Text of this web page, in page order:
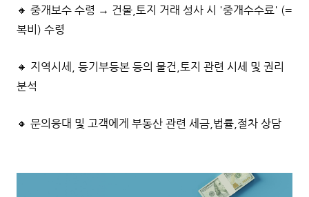
🔸 중개보수 수령 → 건물,토지 거래 성사 시 '중개수수료' (=
복비) 수령
🔸 지역시세, 등기부등본 등의 물건,토지 관련 시세 및 권리
분석
🔸 문의응대 및 고객에게 부동산 관련 세금,법률,절차 상담